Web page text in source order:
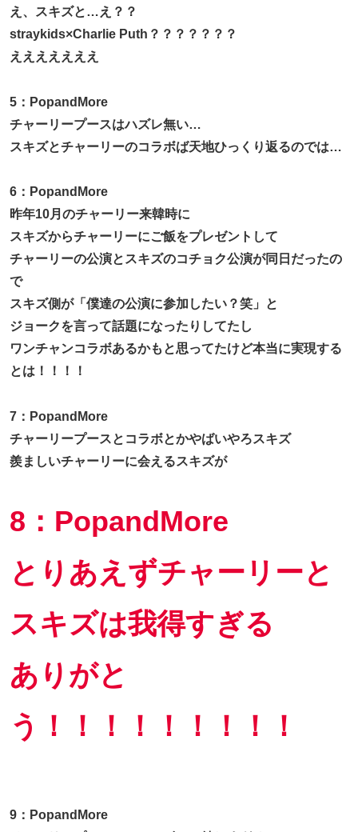
え、スキズと…え？？
straykids×Charlie Puth？？？？？？？
えええええええ
5：PopandMore
チャーリープースはハズレ無い…
スキズとチャーリーのコラボば天地ひっくり返るのでは…
6：PopandMore
昨年10月のチャーリー来韓時に
スキズからチャーリーにご飯をプレゼントして
チャーリーの公演とスキズのコチョク公演が同日だったの
で
スキズ側が「僕達の公演に参加したい？笑」と
ジョークを言って話題になったりしてたし
ワンチャンコラボあるかもと思ってたけど本当に実現する
とは！！！！
7：PopandMore
チャーリープースとコラボとかやばいやろスキズ
羨ましいチャーリーに会えるスキズが
8：PopandMore
とりあえずチャーリーと
スキズは我得すぎる
ありがと
う！！！！！！！！！
9：PopandMore